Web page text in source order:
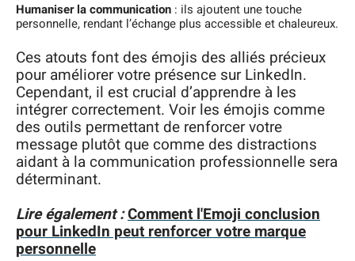
Humaniser la communication : ils ajoutent une touche
personnelle, rendant l’échange plus accessible et chaleureux.
Ces atouts font des émojis des alliés précieux
pour améliorer votre présence sur LinkedIn.
Cependant, il est crucial d’apprendre à les
intégrer correctement. Voir les émojis comme
des outils permettant de renforcer votre
message plutôt que comme des distractions
aidant à la communication professionnelle sera
déterminant.
Lire également :Comment l'Emoji conclusion
pour LinkedIn peut renforcer votre marque
personnelle